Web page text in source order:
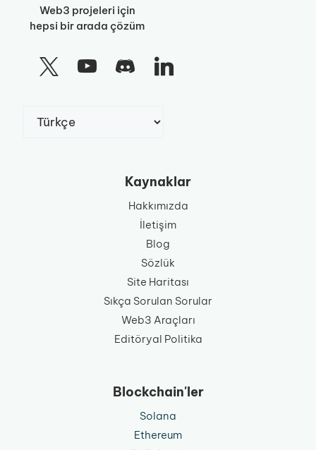
Web3 projeleri için
hepsi bir arada çözüm
Seç
Kaynaklar
Hakkımızda
İletişim
Blog
Sözlük
Site Haritası
Sıkça Sorulan Sorular
Web3 Araçları
Editöryal Politika
Blockchain'ler
Solana
Ethereum